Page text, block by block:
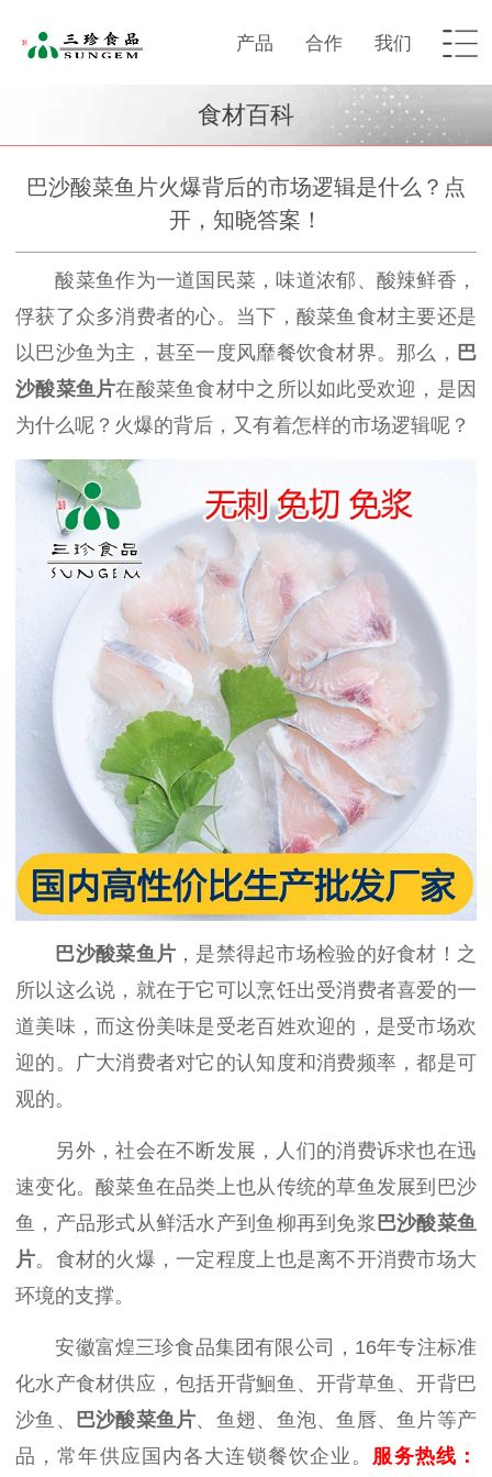
产品 合作 我们
食材百科
巴沙酸菜鱼片火爆背后的市场逻辑是什么？点
开，知晓答案！
酸菜鱼作为一道国民菜，味道浓郁、酸辣鲜香，
俘获了众多消费者的心。当下，酸菜鱼食材主要还是
以巴沙鱼为主，甚至一度风靡餐饮食材界。那么， 巴
沙酸菜鱼片在酸菜鱼食材中之所以如此受欢迎，是因
为什么呢？火爆的背后，又有着怎样的市场逻辑呢？
巴沙酸菜鱼片 ，是禁得起市场检验的好食材！之
所以这么说，就在于它可以烹饪出受消费者喜爱的一
道美味，而这份美味是受老百姓欢迎的，是受市场欢
迎的。广大消费者对它的认知度和消费频率，都是可
观的。
另外，社会在不断发展，人们的消费诉求也在迅
速变化。酸菜鱼在品类上也从传统的草鱼发展到巴沙
鱼，产品形式从鲜活水产到鱼柳再到免浆 巴沙酸菜鱼
片。食材的火爆，一定程度上也是离不开消费市场大
环境的支撑。
安徽富煌三珍食品集团有限公司， 16年专注标准
化水产食材供应，包括开背鮰鱼、开背草鱼、开背巴
沙鱼、
巴沙酸菜鱼片、鱼翅、鱼泡、鱼唇、鱼片等产
品，常年供应国内各大连锁餐饮企业。 服务热线：